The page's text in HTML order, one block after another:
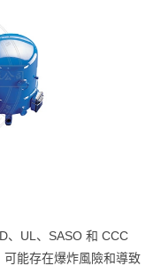
、UL、SASO 和 CCC
能存在爆炸風險和導致